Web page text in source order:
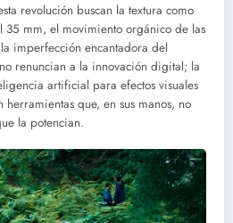
revolución buscan la textura como
35 mm, el movimiento orgánico de las
imperfección encantadora del
renuncian a la innovación digital; la
artificial para efectos visuales
que, en sus manos, no
la potencian.